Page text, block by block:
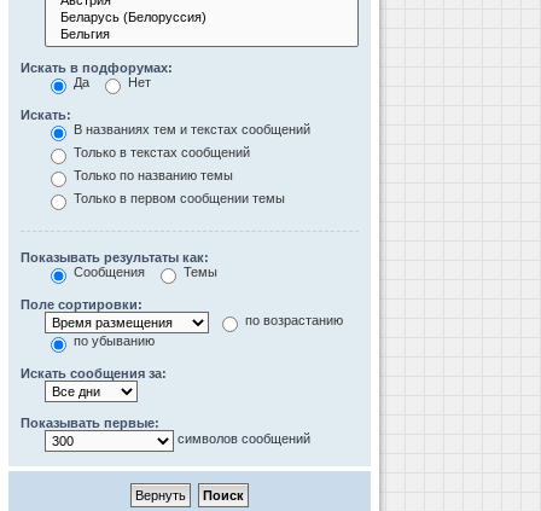
Искать в подфорумах:
Да
Нет
Искать:
В названиях тем и текстах сообщений
Только в текстах сообщений
Только по названию темы
Только в первом сообщении темы
Показывать результаты как:
Сообщения
Темы
Поле сортировки:
по возрастанию
по убыванию
Искать сообщения за:
Показывать первые:
символов сообщений